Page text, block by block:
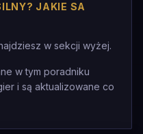
JAKIE SA
w sekcji wyżej.
w tym poradniku
i są aktualizowane co